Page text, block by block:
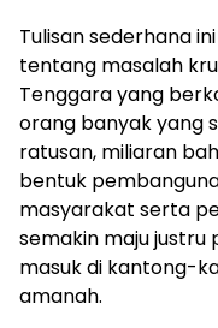
Tulisan sederhana
tentang masalah
Tenggara yang
orang banyak yang
ratusan, miliaran
bentuk
masyarakat serta
semakin maju justru
masuk di kantong-
amanah.